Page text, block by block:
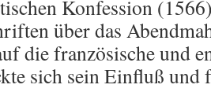
Konfession
über das
die französische und
sich sein Einfluß